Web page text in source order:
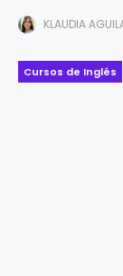
KLAUDIA
Cursos de Inglés